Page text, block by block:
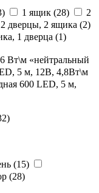
) 1 ящик (28)
2
2 дверцы, 2 ящика (2)
1 дверца (1)
Вт\м «нейтральный
5 м, 12В, 4,8Вт\м
600 LED, 5 м,
)
(15)
(28)